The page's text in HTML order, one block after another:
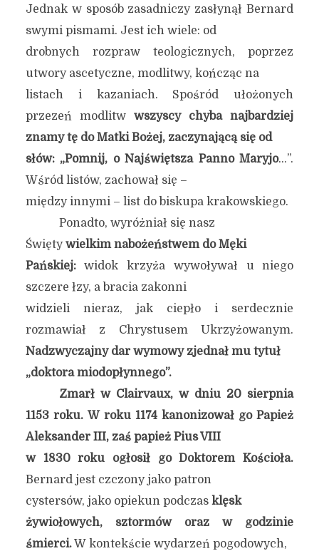
Jednak w sposób zasadniczy zasłynął Bernard
swymi pismami. Jest ich wiele: od
drobnych rozpraw teologicznych, poprzez
utwory ascetyczne, modlitwy, kończąc na
listach i kazaniach. Spośród ułożonych
przezeń modlitw wszyscy chyba najbardziej
znamy tę do Matki Bożej, zaczynającą się od
słów: „Pomnij, o Najświętsza Panno Maryjo…”.
Wśród listów, zachował się –
między innymi – list do biskupa krakowskiego.
Ponadto, wyróżniał się nasz
Świętywielkim nabożeństwem do Męki
Pańskiej:widok krzyża wywoływał u niego
szczere łzy, a bracia zakonni
widzieli nieraz, jak ciepło i serdecznie
rozmawiał z Chrystusem Ukrzyżowanym.
Nadzwyczajny dar wymowy zjednał mu tytuł
„doktora miodopłynnego”.
Zmarł w Clairvaux, w dniu 20 sierpnia
1153 roku. W roku 1174 kanonizował go Papież
Aleksander III, zaś papież Pius VIII
w 1830 roku ogłosił go Doktorem Kościoła.
Bernard jest czczony jako patron
cystersów, jako opiekun podczas klęsk
żywiołowych, sztormów oraz w godzinie
śmierci.W kontekście wydarzeń pogodowych,